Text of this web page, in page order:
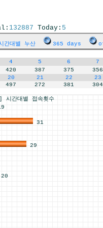
132887 Today: 5
간대별 누산 365 days
4 5 6
7
420 387 375
356
20 21 22
23
497 272 381 304
대별 접속횟수
31
29